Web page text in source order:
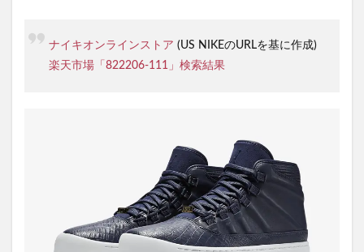
ナイキオンラインストア (US NIKEのURLを基に作成)
楽天市場「822206-111」検索結果